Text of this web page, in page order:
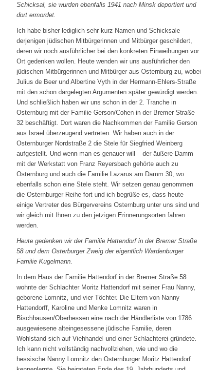
Schicksal, sie wurden ebenfalls 1941 nach Minsk deportiert und
dort ermordet.
Ich habe bisher lediglich sehr kurz Namen und Schicksale
derjenigen jüdischen Mitbürgerinnen und Mitbürger geschildert,
deren wir noch ausführlicher bei den konkreten Einweihungen vor
Ort gedenken wollen. Heute wenden wir uns ausführlicher den
jüdischen Mitbürgerinnen und Mitbürger aus Osternburg zu, wobei
Julius de Beer und Albertine Vyth in der Hermann-Ehlers-Straße
mit den schon dargelegten Argumenten später gewürdigt werden.
Und schließlich haben wir uns schon in der 2. Tranche in
Osternburg mit der Familie Gerson/Cohen in der Bremer Straße
32 beschäftigt. Dort waren die Nachkommen der Familie Gerson
aus Israel überzeugend vertreten. Wir haben auch in der
Osternburger Nordstraße 2 die Stele für Siegfried Weinberg
aufgestellt. Und wenn man es genauer will – der äußere Damm
mit der Werkstatt von Franz Reyersbach gehörte auch zu
Osternburg und auch die Familie Lazarus am Damm 30, wo
ebenfalls schon eine Stele steht. Wir setzen genau genommen
die Osternburger Reihe fort und ich begrüße es, dass heute
einige Vertreter des Bürgervereins Osternburg unter uns sind und
wir gleich mit Ihnen zu den jetzigen Erinnerungsorten fahren
werden.
Heute gedenken wir der Familie Hattendorf in der Bremer Straße
58 und dem Osterburger Zweig der eigentlich Wardenburger
Familie Kugelmann.
In dem Haus der Familie Hattendorf in der Bremer Straße 58
wohnte der Schlachter Moritz Hattendorf mit seiner Frau Nanny,
geborene Lomnitz, und vier Töchter. Die Eltern von Nanny
Hattendorff, Karoline und Menke Lomnitz waren in
Bischhausen/Oberhessen eine nach der Händlerliste von 1786
ausgewiesene alteingesessene jüdische Familie, deren
Wohlstand sich auf Viehhandel und einer Schlachterei gründete.
Ich kann nicht vollständig nachvollziehen, wie und wo die
hessische Nanny Lomnitz den Osternburger Moritz Hattendorf